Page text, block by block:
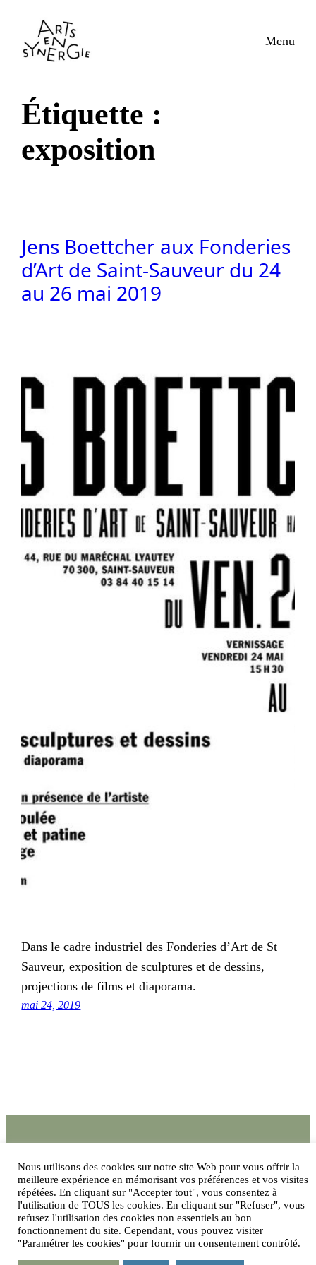
contenu
Menu
Étiquette :
exposition
Jens Boettcher aux Fonderies
d’Art de Saint-Sauveur du 24
au 26 mai 2019
Dans le cadre industriel des Fonderies d’Art de St
Sauveur, exposition de sculptures et de dessins,
projections de films et diaporama.
mai 24, 2019
Mentions légalesPolitique de confidentialité
Nous utilisons des cookies sur notre site Web pour vous offrir la
meilleure expérience en mémorisant vos préférences et vos visites
répétées. En cliquant sur "Accepter tout", vous consentez à
l'utilisation de TOUS les cookies. En cliquant sur "Refuser", vous
refusez l'utilisation des cookies non essentiels au bon
fonctionnement du site. Cependant, vous pouvez visiter
"Paramétrer les cookies" pour fournir un consentement contrôlé.